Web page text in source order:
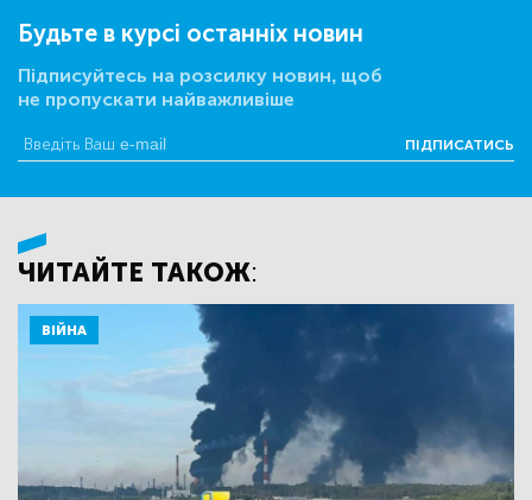
Будьте в курсі останніх новин
Підписуйтесь на розсилку новин, щоб
не пропускати найважливіше
ПІДПИСАТИСЬ
ЧИТАЙТЕ ТАКОЖ:
ВІЙНА